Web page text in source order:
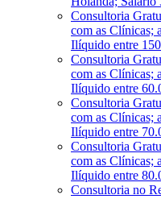
Consultoria
com as Clínicas;
Ilíquido entre
Consultoria
com as Clínicas;
Ilíquido entre
Consultoria
com as Clínicas;
Ilíquido entre
Consultoria
com as Clínicas;
Ilíquido entre
Consultoria no